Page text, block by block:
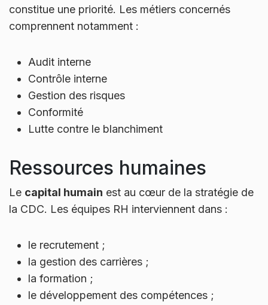
constitue une priorité. Les métiers concernés
comprennent notamment :
Audit interne
Contrôle interne
Gestion des risques
Conformité
Lutte contre le blanchiment
Ressources humaines
Le capital humain est au cœur de la stratégie de
la CDC. Les équipes RH interviennent dans :
le recrutement ;
la gestion des carrières ;
la formation ;
le développement des compétences ;